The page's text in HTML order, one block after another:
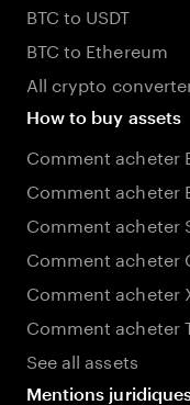
BTC to USDT
BTC to Ethereum
All crypto
How to buy assets
Comment acheter
Comment acheter
Comment acheter
Comment acheter
Comment acheter
Comment acheter
See all assets
Mentions